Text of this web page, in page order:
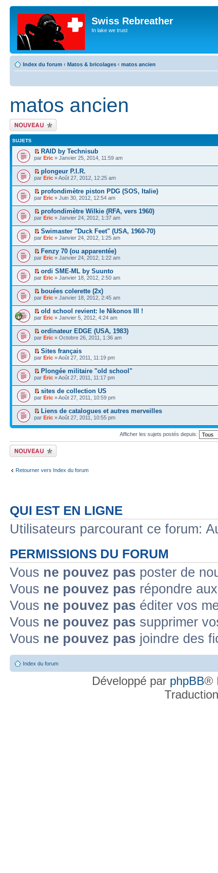
Swiss Rebreather
In lake we trust
Index du forum ‹ Matos & bricolages ‹ matos ancien
matos ancien
Écrire un nouveau
sujet
SUJETS
RAID by Technisub
par Eric » Janvier 25, 2014, 11:59 am
plongeur P.I.R.
par Eric » Août 27, 2012, 12:25 am
profondimètre piston PDG (SOS, Italie)
par Eric » Juin 30, 2012, 12:54 am
profondimètre Wilkie (RFA, vers 1960)
par Eric » Janvier 24, 2012, 1:37 am
Swimaster "Duck Feet" (USA, 1960-70)
par Eric » Janvier 24, 2012, 1:25 am
Fenzy 70 (ou apparentée)
par Eric » Janvier 24, 2012, 1:22 am
ordi SME-ML by Suunto
par Eric » Janvier 18, 2012, 2:50 am
bouées colerette (2x)
par Eric » Janvier 18, 2012, 2:45 am
old school revient: le Nikonos III !
par Eric » Janvier 5, 2012, 4:24 am
ordinateur EDGE (USA, 1983)
par Eric » Octobre 26, 2011, 1:36 am
Sites français
par Eric » Août 27, 2011, 11:19 pm
Plongée militaire "old school"
par Eric » Août 27, 2011, 11:17 pm
sites de collection US
par Eric » Août 27, 2011, 10:59 pm
Liens de catalogues et autres merveilles
par Eric » Août 27, 2011, 10:55 pm
Afficher les sujets postés depuis:
Écrire un nouveau
sujet
Retourner vers Index du forum
QUI EST EN LIGNE
Utilisateurs parcourant ce forum:
PERMISSIONS DU FORUM
Vous ne pouvez pas poster de
Vous ne pouvez pas répondre
Vous ne pouvez pas éditer vos
Vous ne pouvez pas supprimer
Vous ne pouvez pas joindre des
Index du forum
Développé par phpBB®